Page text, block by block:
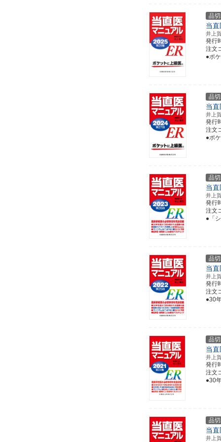
品
当
井上
発行
注文
●ポ
品
当
井上
発行
注文
●ポ
品
当
井上
発行
注文
●「
品
当
井上
発行
注文
●30
品
当
井上
発行
注文
●30
品
当
井上